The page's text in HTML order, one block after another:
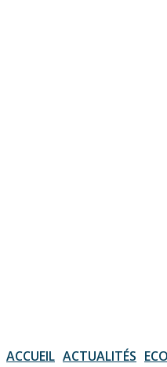
ACCUEIL ACTUALITÉS